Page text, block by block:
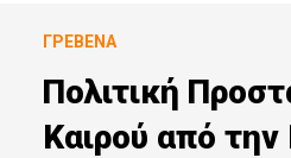
ΓΡΕΒΕΝΆ
Πολιτική
Καιρού από